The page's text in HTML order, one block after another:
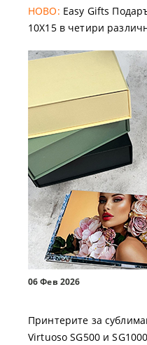
НОВО: Easy Gifts
10X15 в четири
06 Фев 2026
Принтерите за
Virtuoso SG500 и